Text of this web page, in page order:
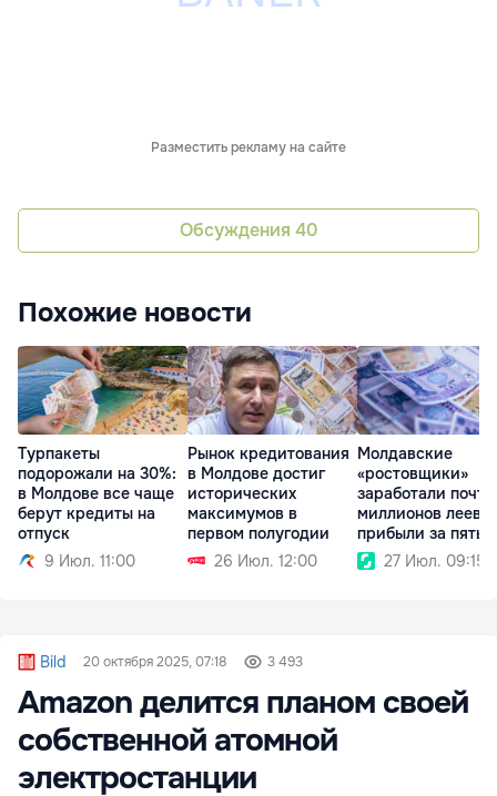
Разместить рекламу на сайте
Обсуждения 40
Похожие новости
Турпакеты
подорожали на 30%:
в Молдове все чаще
берут кредиты на
отпуск
9 Июл. 11:00
Рынок кредитования
в Молдове достиг
исторических
максимумов в
первом полугодии
26 Июл. 12:00
Молдавские
«ростовщики»
заработали почти
миллионов леев
прибыли за пять
месяцев
27 Июл. 09:15
Bild 20 октября 2025, 07:18 3 493
Amazon делится планом своей
собственной атомной
электростанции